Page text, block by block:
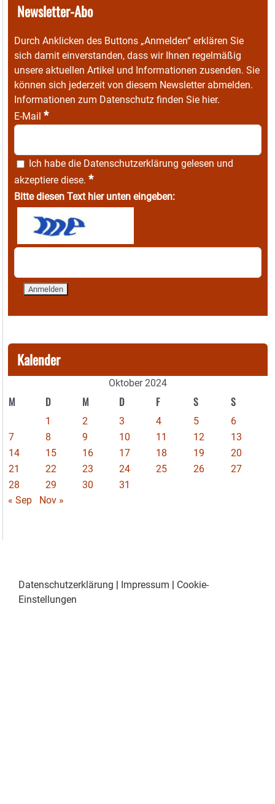
Newsletter-Abo
Durch Anklicken des Buttons „Anmelden“ erklären Sie
sich damit einverstanden, dass wir Ihnen regelmäßig
unsere aktuellen Artikel und Informationen zusenden. Sie
können sich jederzeit von diesem Newsletter abmelden.
Informationen zum Datenschutz finden Sie hier.
E-Mail *
Ich habe die Datenschutzerklärung gelesen und
akzeptiere diese. *
Bitte diesen Text hier unten eingeben:
Kalender
Oktober 2024
M D M D F S S
1 2 3 4 5
6
7
8 9 10 11 12
13
14
15 16 17 18 19
20
21
22 23 24 25 26
27
28
29 30
31
« Sep
Nov »
Datenschutzerklärung | Impressum | Cookie-
Einstellungen